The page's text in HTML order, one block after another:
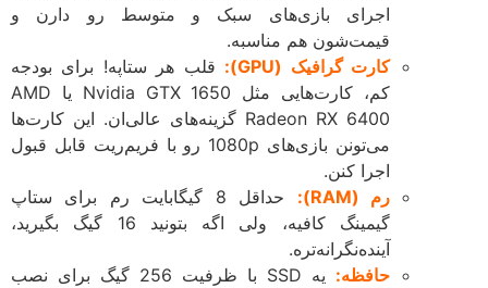
اجرای بازی‌های سبک و متوسط رو دارن و
قیمت‌شون هم مناسبه.
کارت گرافیک (GPU):
قلب هر ستاپه! برای بودجه
کم، کارت‌هایی مثل Nvidia GTX 1650 یا AMD
Radeon RX 6400 گزینه‌های عالی‌ان. این کارت‌ها
می‌تونن بازی‌های 1080p رو با فریم‌ریت قابل قبول
اجرا کنن.
رم (RAM):
حداقل 8 گیگابایت رم برای ستاپ
گیمینگ کافیه، ولی اگه بتونید 16 گیگ بگیرید،
آینده‌نگرانه‌تره.
حافظه:
یه SSD با ظرفیت 256 گیگ برای نصب